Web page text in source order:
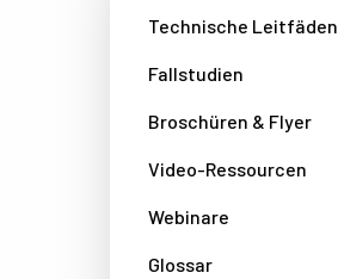
Technische Leitfäden
Fallstudien
Broschüren & Flyer
Video-Ressourcen
Webinare
Glossar